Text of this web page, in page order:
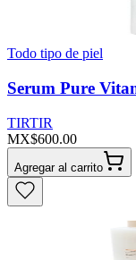
Todo tipo de piel
Serum Pure
TIRTIR
MX$600.00
Agregar al carrito